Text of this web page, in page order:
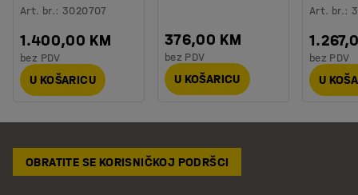
Art. br.:3020707
1.400,00 KM
bez PDV
U KOŠARICU
376,00 KM
bez PDV
U KOŠARICU
Art. br.:
bez PDV
U
OBRATITE SE KORISNIČKOJ PODRŠCI